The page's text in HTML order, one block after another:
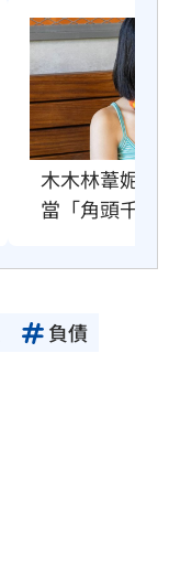
木木林葦妮26
當「角頭千金
負債